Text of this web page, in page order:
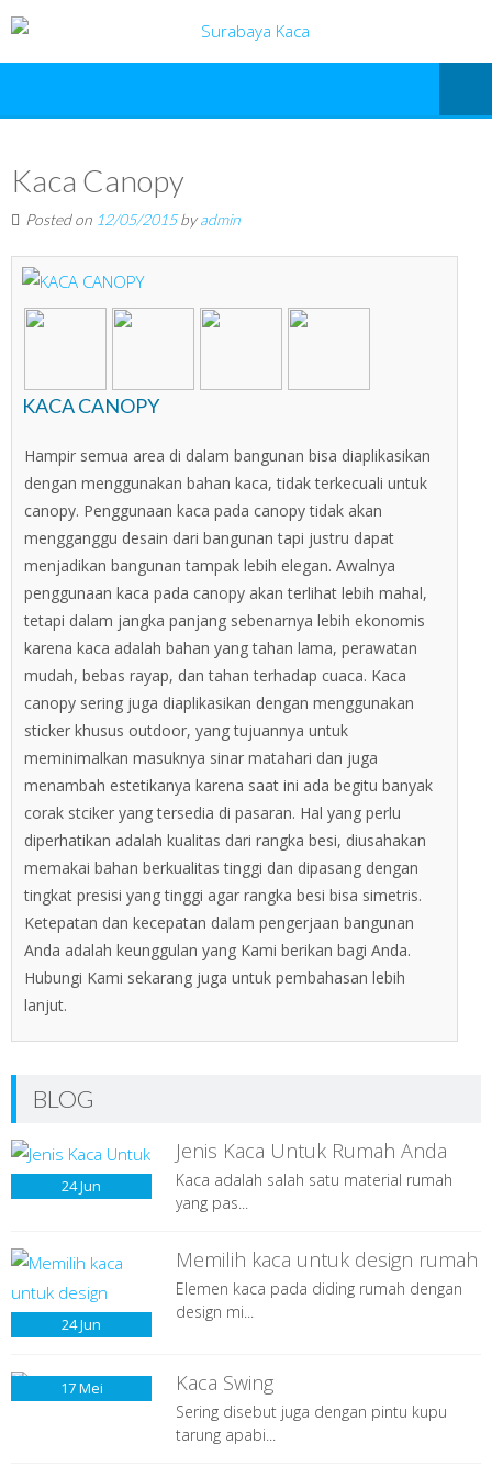
Kaca Canopy
Posted on 12/05/2015byadmin
KACA CANOPY
Hampir semua area di dalam bangunan bisa diaplikasikan
dengan menggunakan bahan kaca, tidak terkecuali untuk
canopy. Penggunaan kaca pada canopy tidak akan
mengganggu desain dari bangunan tapi justru dapat
menjadikan bangunan tampak lebih elegan. Awalnya
penggunaan kaca pada canopy akan terlihat lebih mahal,
tetapi dalam jangka panjang sebenarnya lebih ekonomis
karena kaca adalah bahan yang tahan lama, perawatan
mudah, bebas rayap, dan tahan terhadap cuaca. Kaca
canopy sering juga diaplikasikan dengan menggunakan
sticker khusus outdoor, yang tujuannya untuk
meminimalkan masuknya sinar matahari dan juga
menambah estetikanya karena saat ini ada begitu banyak
corak stciker yang tersedia di pasaran. Hal yang perlu
diperhatikan adalah kualitas dari rangka besi, diusahakan
memakai bahan berkualitas tinggi dan dipasang dengan
tingkat presisi yang tinggi agar rangka besi bisa simetris.
Ketepatan dan kecepatan dalam pengerjaan bangunan
Anda adalah keunggulan yang Kami berikan bagi Anda.
Hubungi Kami sekarang juga untuk pembahasan lebih
lanjut.
BLOG
24Jun
Jenis Kaca Untuk Rumah Anda
Kaca adalah salah satu material rumah
yang pas...
24Jun
Memilih kaca untuk design rumah
Elemen kaca pada diding rumah dengan
design mi...
17Mei Kaca Swing
Sering disebut juga dengan pintu kupu
tarung apabi...